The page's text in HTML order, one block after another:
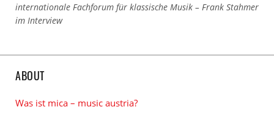
internationale Fachforum für klassische Musik – Frank Stahmer
im Interview
ABOUT
Was ist mica – music austria?